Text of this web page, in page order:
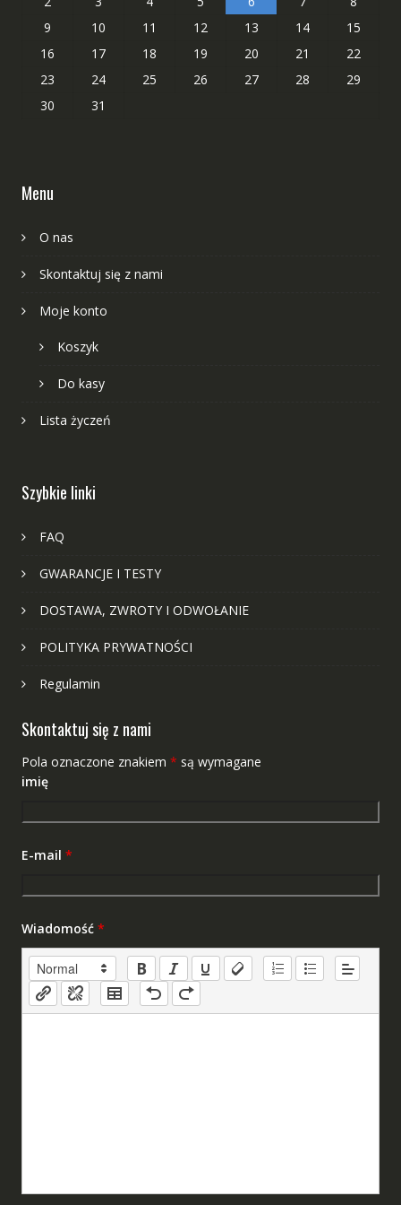
9
10 11 12 13 14
15
16
17 18 19 20 21
22
23
24 25 26 27 28
29
30
31
Menu
O nas
Skontaktuj się z nami
Moje konto
Koszyk
Do kasy
Lista życzeń
Szybkie linki
FAQ
GWARANCJE I TESTY
DOSTAWA, ZWROTY I ODWOŁANIE
POLITYKA PRYWATNOŚCI
Regulamin
Skontaktuj się z nami
Pola oznaczone znakiem * są wymagane
imię
E-mail *
Wiadomość *